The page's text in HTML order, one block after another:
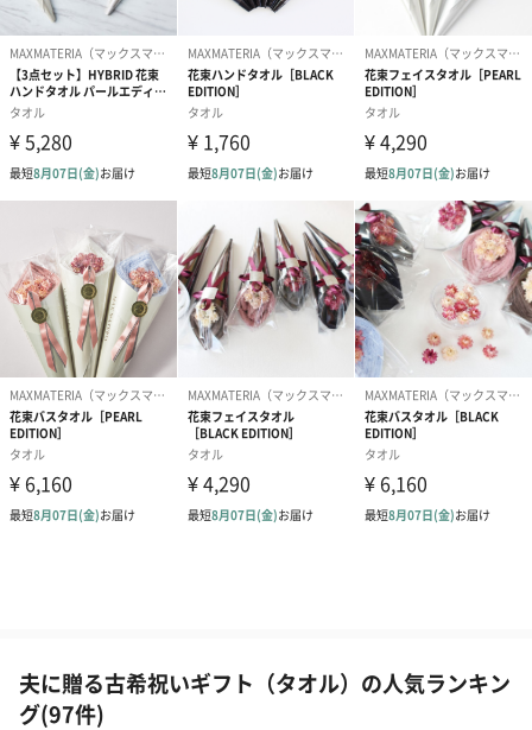
夫に贈る古希祝いギフト（タオル）の人気ランキン
グ(97件)